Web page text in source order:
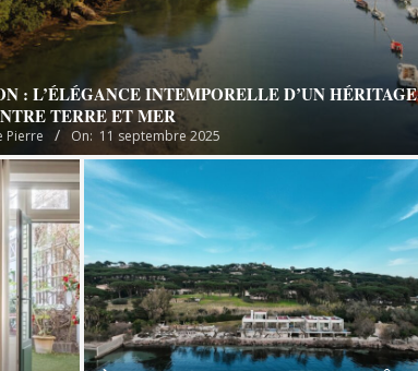
: L’ÉLÉGANCE INTEMPORELLE D’UN HÉRITAGE
TERRE ET MER
Pierre On: 11 septembre 2025